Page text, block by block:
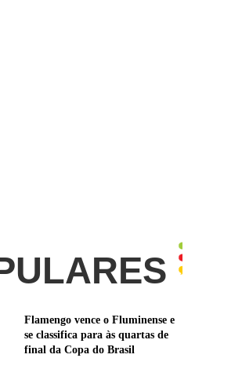
Flamengo vence o Fluminense e
se classifica para às quartas de
final da Copa do Brasil